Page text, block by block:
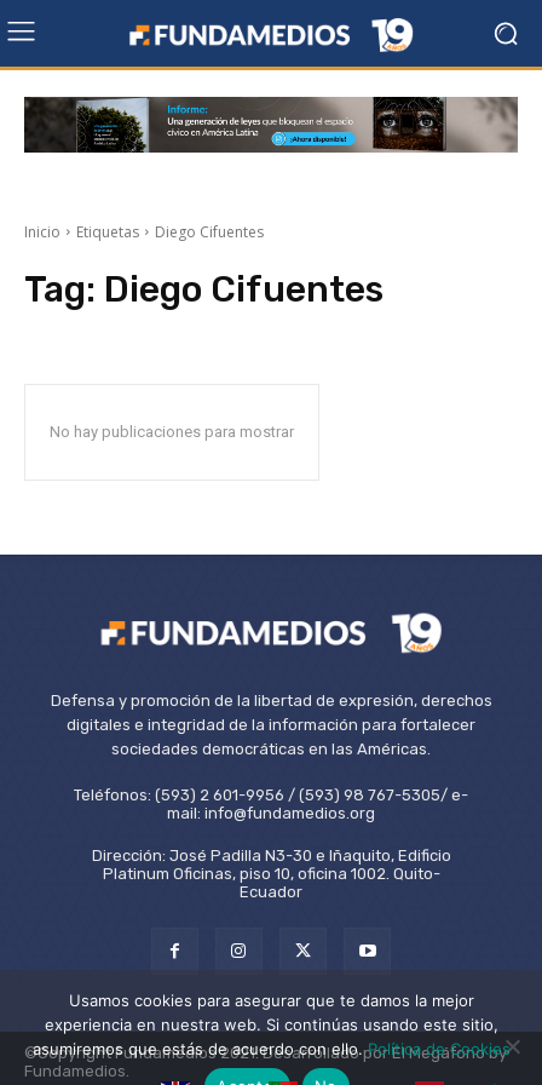
Inicio Etiquetas Diego Cifuentes
Tag: Diego Cifuentes
No hay publicaciones para mostrar
Defensa y promoción de la libertad de expresión, derechos
digitales e integridad de la información para fortalecer
sociedades democráticas en las Américas.
Teléfonos: (593) 2 601-9956 / (593) 98 767-5305/ e-
mail: info@fundamedios.org
Dirección: José Padilla N3-30 e Iñaquito, Edificio
Platinum Oficinas, piso 10, oficina 1002. Quito-
Ecuador
©Copyright Fundamedios 2021. Desarrollado por El Megáfono by
Fundamedios.
Usamos cookies para asegurar que te damos la mejor
experiencia en nuestra web. Si continúas usando este sitio,
asumiremos que estás de acuerdo con ello.Política de Cookies